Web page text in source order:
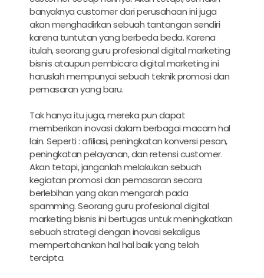
banyaknya customer dari perusahaan ini juga
akan menghadirkan sebuah tantangan sendiri
karena tuntutan yang berbeda beda. Karena
itulah, seorang guru profesional digital marketing
bisnis ataupun pembicara digital marketing ini
haruslah mempunyai sebuah teknik promosi dan
pemasaran yang baru.
Tak hanya itu juga, mereka pun dapat
memberikan inovasi dalam berbagai macam hal
lain. Seperti : afiliasi, peningkatan konversi pesan,
peningkatan pelayanan, dan retensi customer.
Akan tetapi, janganlah melakukan sebuah
kegiatan promosi dan pemasaran secara
berlebihan yang akan mengarah pada
spamming. Seorang guru profesional digital
marketing bisnis ini bertugas untuk meningkatkan
sebuah strategi dengan inovasi sekaligus
mempertahankan hal hal baik yang telah
tercipta.